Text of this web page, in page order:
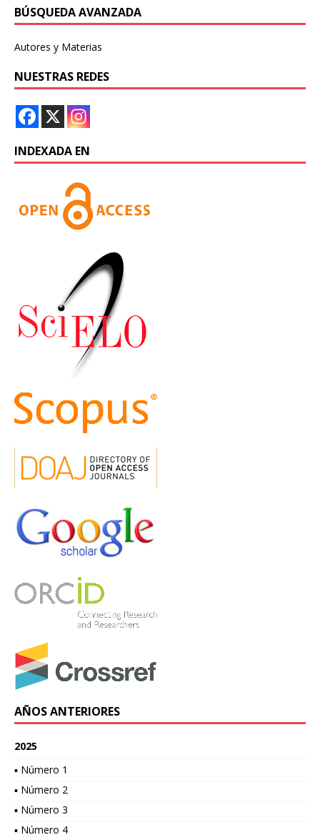
BÚSQUEDA AVANZADA
Autores y Materias
NUESTRAS REDES
INDEXADA EN
AÑOS ANTERIORES
2025
▪ Número 1
▪ Número 2
▪ Número 3
▪ Número 4